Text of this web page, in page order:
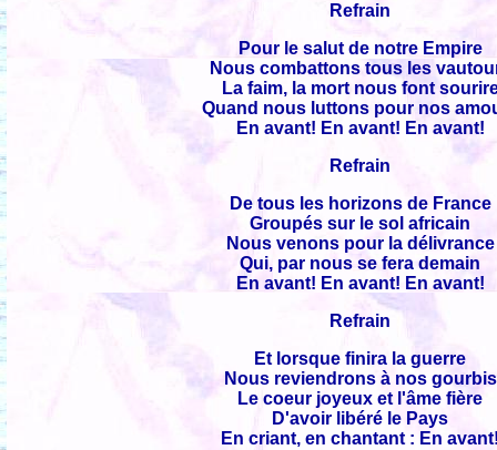
Refrain
Pour le salut de notre Empire
Nous combattons tous les
La faim, la mort nous font
Quand nous luttons pour nos
En avant! En avant! En avant!
Refrain
De tous les horizons de France
Groupés sur le sol africain
Nous venons pour la délivrance
Qui, par nous se fera demain
En avant! En avant! En avant!
Refrain
Et lorsque finira la guerre
Nous reviendrons à nos gourbis
Le coeur joyeux et l'âme fière
D'avoir libéré le Pays
En criant, en chantant : En